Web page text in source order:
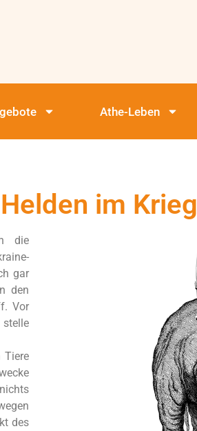
Athe-Leben
im Krieg
die
gar
den
Vor
stelle
Tiere
des